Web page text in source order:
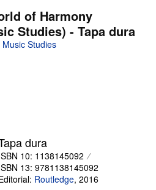
CERRAR
of Harmony
Studies) - Tapa dura
Studies
dura
10: 1138145092
13: 9781138145092
Routledge, 2016